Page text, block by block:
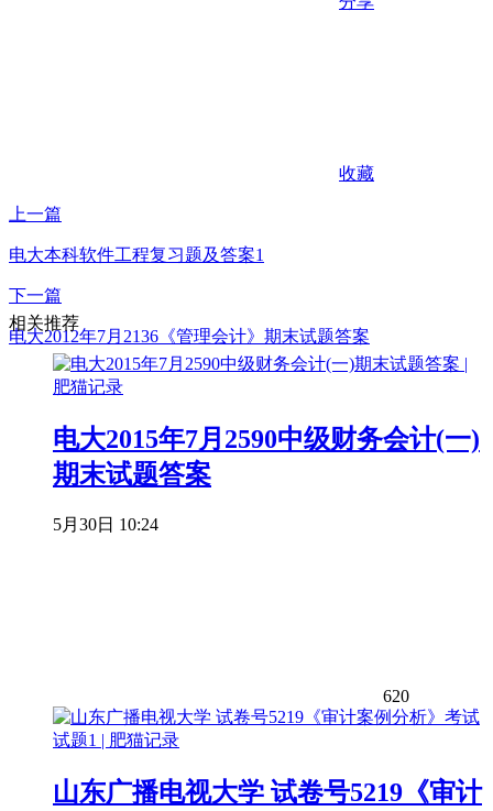
收藏
上一篇
电大本科软件工程复习题及答案1
下一篇
电大2012年7月2136《管理会计》期末试题答案
相关推荐
电大2015年7月2590中级财务会计(一)
期末试题答案
5月30日 10:24
620
山东广播电视大学 试卷号5219《审计